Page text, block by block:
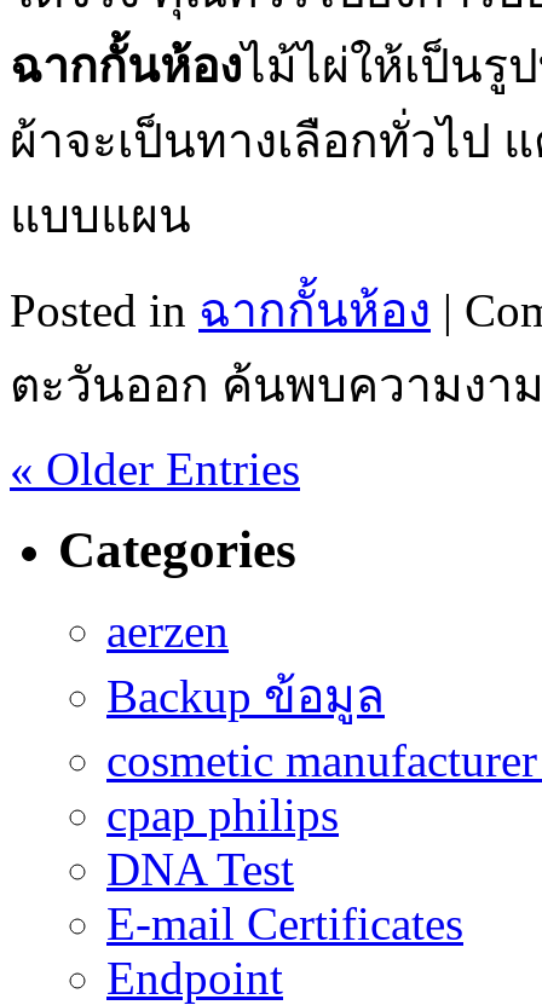
ฉากกั้นห้องไม้ไผ่ให้เป็นรู
ผ้าจะเป็นทางเลือกทั่วไป
แบบแผน
Posted in ฉากกั้นห้อง |
ตะวันออก ค้นพบความงา
« Older Entries
Categories
aerzen
Backup ข้อมูล
cosmetic
cpap philips
DNA Test
E-mail Certificates
Endpoint